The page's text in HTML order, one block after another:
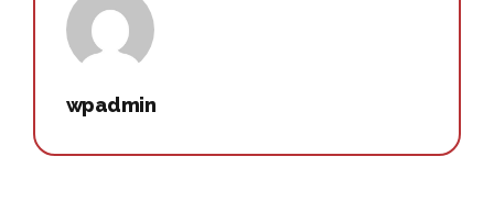
wpadmin